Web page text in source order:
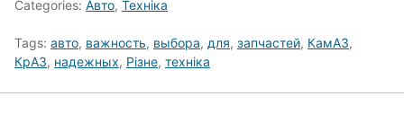
Categories: Авто, Техніка
Tags: авто, важность, выбора, для, запчастей, КамАЗ,
КрАЗ, надежных, Різне, техніка